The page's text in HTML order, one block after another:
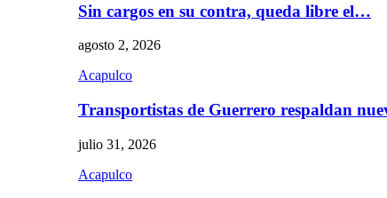
Sin cargos en su contra, queda libre el…
agosto 2, 2026
Acapulco
Transportistas de Guerrero respaldan
julio 31, 2026
Acapulco